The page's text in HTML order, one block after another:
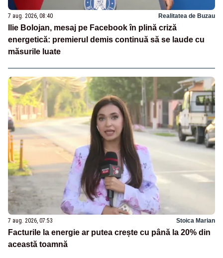
7 aug. 2026, 08:40 Realitatea de Buzau
Ilie Bolojan, mesaj pe Facebook în plină criză
energetică: premierul demis continuă să se laude cu
măsurile luate
7 aug. 2026, 07:53 Stoica Marian
Facturile la energie ar putea crește cu până la 20% din
această toamnă